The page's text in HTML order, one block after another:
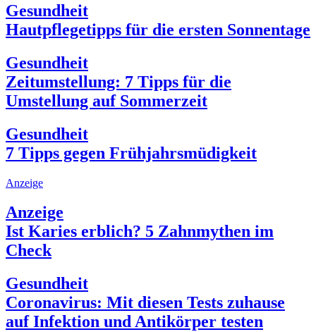
Gesundheit
Hautpflegetipps für die ersten Sonnentage
Gesundheit
Zeitumstellung: 7 Tipps für die
Umstellung auf Sommerzeit
Gesundheit
7 Tipps gegen Frühjahrsmüdigkeit
Anzeige
Anzeige
Ist Karies erblich? 5 Zahnmythen im
Check
Gesundheit
Coronavirus: Mit diesen Tests zuhause
auf Infektion und Antikörper testen